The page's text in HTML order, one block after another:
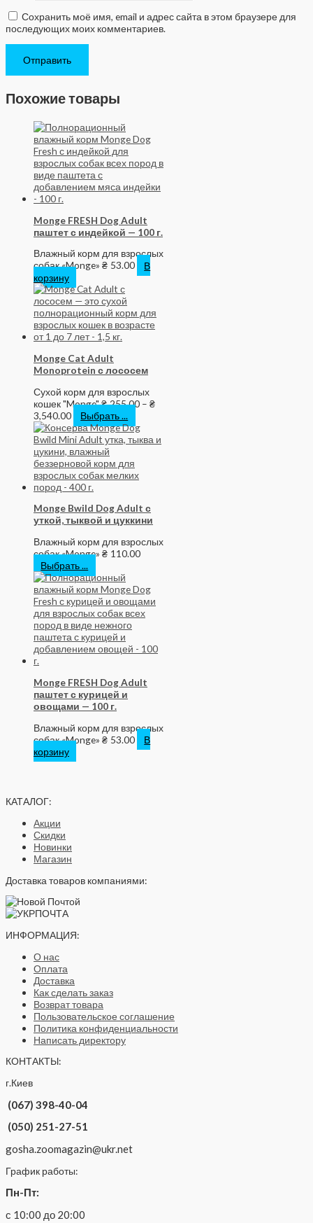
Сохранить моё имя, email и адрес сайта в этом браузере для
последующих моих комментариев.
Похожие товары
Monge FRESH Dog Adult
паштет с индейкой — 100 г.
Влажный корм для взрослых
собак «Monge» ₴ 53.00
В
корзину
Monge Cat Adult
Monoprotein с лососем
Сухой корм для взрослых
кошек "Monge"₴ 255.00 – ₴
3,540.00
Выбрать ...
Monge Bwild Dog Adult с
уткой, тыквой и цуккини
Влажный корм для взрослых
собак «Monge» ₴ 110.00
Выбрать ...
Monge FRESH Dog Adult
паштет с курицей и
овощами — 100 г.
Влажный корм для взрослых
собак «Monge» ₴ 53.00
В
корзину
КАТАЛОГ:
Акции
Скидки
Новинки
Магазин
Доставка товаров компаниями:
ИНФОРМАЦИЯ:
О нас
Оплата
Доставка
Как сделать заказ
Возврат товара
Пользовательское соглашение
Политика конфиденциальности
Написать директору
КОНТАКТЫ:
г.Киев
(067) 398-40-04
(050) 251-27-51
gosha.zoomagazin@ukr.net
График работы:
Пн-Пт:
с 10:00 до 20:00